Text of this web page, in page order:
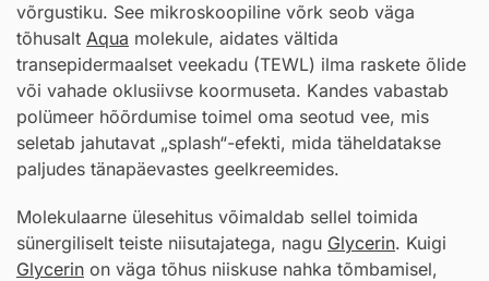
võrgustiku. See mikroskoopiline võrk seob väga
tõhusalt Aqua molekule, aidates vältida
transepidermaalset veekadu (TEWL) ilma raskete õlide
või vahade oklusiivse koormuseta. Kandes vabastab
polümeer hõõrdumise toimel oma seotud vee, mis
seletab jahutavat „splash“-efekti, mida täheldatakse
paljudes tänapäevastes geelkreemides.
Molekulaarne ülesehitus võimaldab sellel toimida
sünergiliselt teiste niisutajatega, nagu Glycerin. Kuigi
Glycerin on väga tõhus niiskuse nahka tõmbamisel,